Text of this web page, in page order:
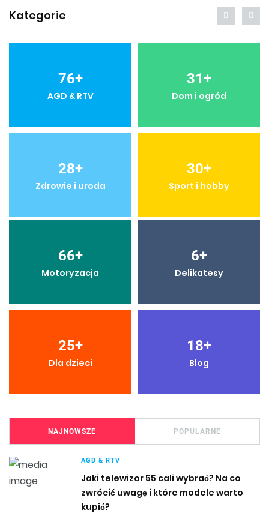
Kategorie
76+
AGD & RTV
31+
Dom i ogród
28+
Zdrowie i uroda
30+
Sport i hobby
66+
Motoryzacja
6+
Delikatesy
25+
Dla dzieci
18+
Blog
NAJNOWSZE POPULARNE
AGD & RTV
Jaki telewizor 55 cali wybrać? Na co
zwrócić uwagę i które modele warto
kupić?